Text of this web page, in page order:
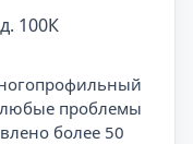
100К
проблемы
более 50